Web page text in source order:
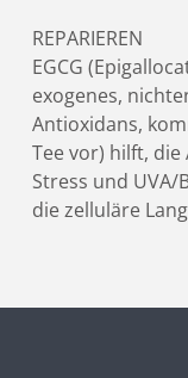
REPARIEREN
EGCG
exogenes,
Antioxidans,
Tee vor) hilft,
Stress und
die zelluläre